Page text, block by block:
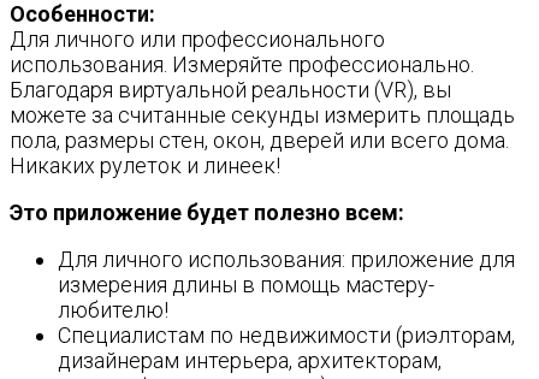
Особенности:
Для личного или профессионального
использования. Измеряйте профессионально.
Благодаря виртуальной реальности (VR), вы
можете за считанные секунды измерить площадь
пола, размеры стен, окон, дверей или всего дома.
Никаких рулеток и линеек!
Это приложение будет полезно всем:
Для личного использования: приложение для
измерения длины в помощь мастеру-
любителю!
Специалистам по недвижимости (риэлторам,
дизайнерам интерьера, архитекторам,